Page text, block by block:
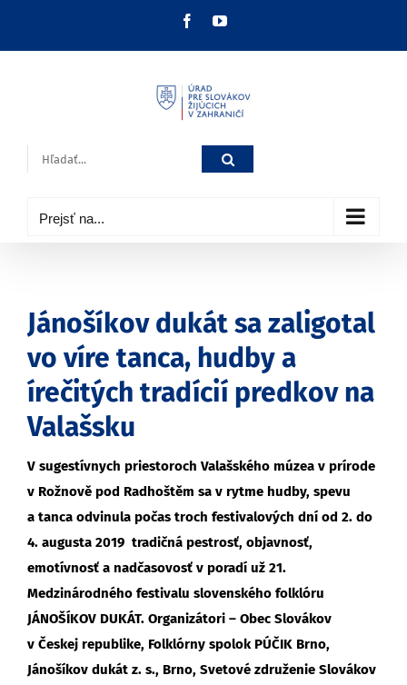
FacebookYouTube
Hľadať:
Prejsť na...
Jánošíkov dukát sa zaligotal
vo víre tanca, hudby a
írečitých tradícií predkov na
Valašsku
V sugestívnych priestoroch Valašského múzea v prírode
v Rožnově pod Radhoštěm sa v rytme hudby, spevu
a tanca odvinula počas troch festivalových dní od 2. do
4. augusta 2019 tradičná pestrosť, objavnosť,
emotívnosť a nadčasovosť v poradí už 21.
Medzinárodného festivalu slovenského folklóru
JÁNOŠÍKOV DUKÁT. Organizátori – Obec Slovákov
v Českej republike, Folklórny spolok PÚČIK Brno,
Jánošíkov dukát z. s., Brno, Svetové združenie Slovákov